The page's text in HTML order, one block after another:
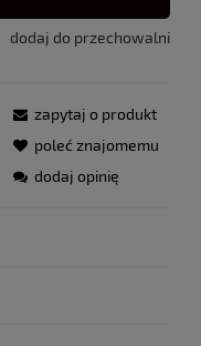
dodaj do przechowalni
zapytaj o produkt
poleć znajomemu
dodaj opinię